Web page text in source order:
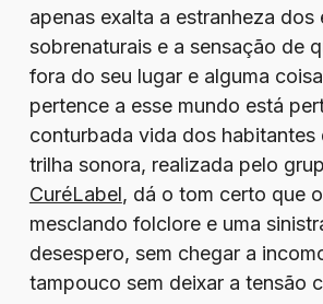
apenas exalta a estranheza dos
sobrenaturais e a sensação de
fora do seu lugar e alguma
pertence a esse mundo está
conturbada vida dos habitantes
trilha sonora, realizada pelo
CuréLabel, dá o tom certo que
mesclando folclore e uma
desespero, sem chegar a
tampouco sem deixar a tensão